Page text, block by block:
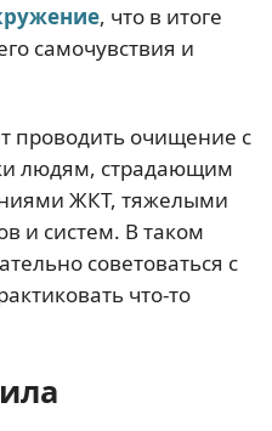
, что в итоге
самочувствия и
проводить очищение с
людям, страдающим
ЖКТ, тяжелыми
и систем. В таком
советоваться с
что-то